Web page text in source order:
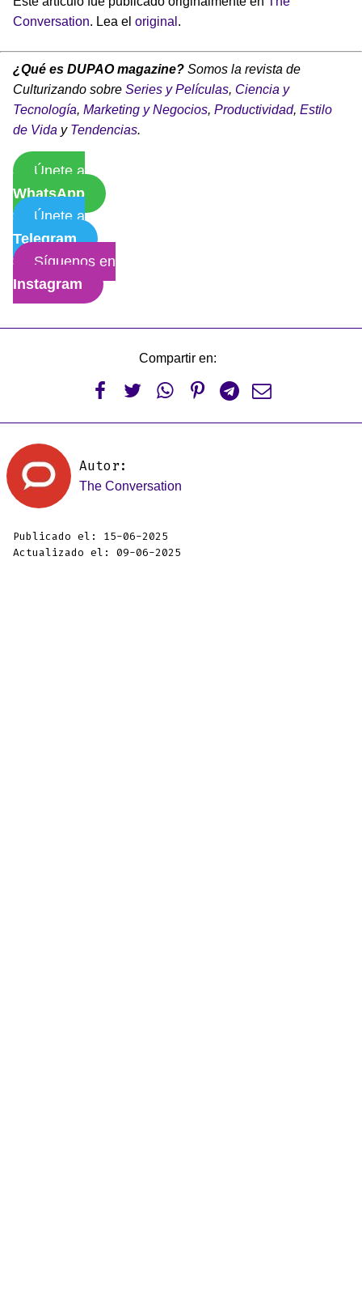
Conversation. Lea el original .
¿Qué es DUPAO magazine? Somos la revista de
Culturizando sobre Series y Películas, Ciencia y
Tecnología, Marketing y Negocios, Productividad, Estilo
de Vida y Tendencias.
Únete a
WhatsApp
Únete a
Telegram
Síguenos en
Instagram
Compartir en:
     
Autor:
The Conversation
Publicado el: 15-06-2025
Actualizado el: 09-06-2025